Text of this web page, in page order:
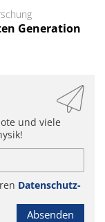
Generation
und viele
Datenschutz-
Absenden